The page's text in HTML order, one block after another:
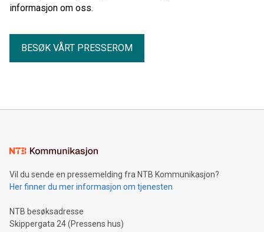
informasjon om oss.
BESØK VÅRT PRESSEROM
Vil du sende en pressemelding fra NTB Kommunikasjon?
Her finner du mer informasjon om tjenesten
NTB besøksadresse
Skippergata 24 (Pressens hus)